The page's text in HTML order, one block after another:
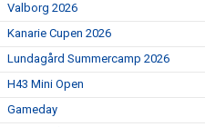
Valborg 2026
Kanarie Cupen 2026
Lundagård Summercamp 2026
H43 Mini Open
Gameday